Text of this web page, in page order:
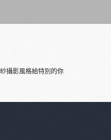
攝影風格給特別的你